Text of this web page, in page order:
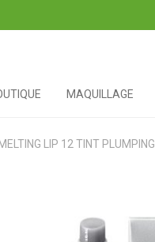
MAQUILLAGE
LIP 12 TINT PLUMPING